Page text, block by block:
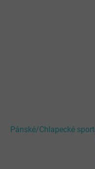
Pánské/Chlapecké